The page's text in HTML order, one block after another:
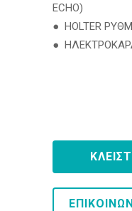
ECHO)
● HOLTER
●